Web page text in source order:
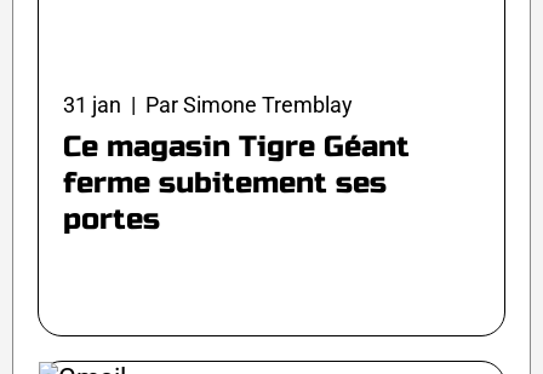
31 jan | Par Simone Tremblay
Ce magasin Tigre Géant
ferme subitement ses
portes